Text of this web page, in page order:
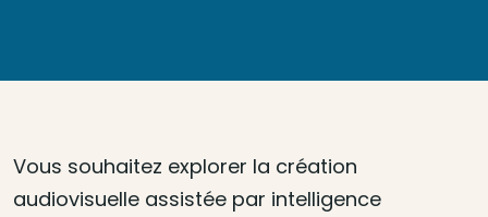
Vous souhaitez explorer la création
audiovisuelle assistée par intelligence